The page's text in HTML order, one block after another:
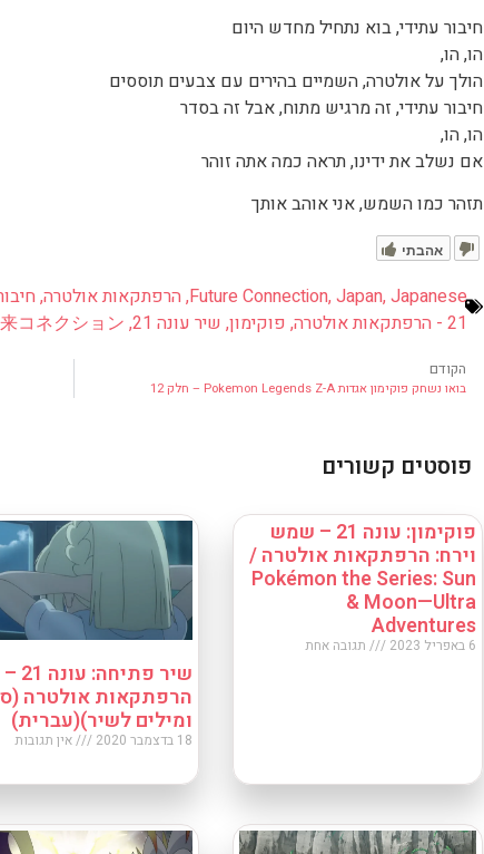
חיבור עתידי, בוא נתחיל מחדש היום
הו, הו,
הולך על אולטרה, השמיים בהירים עם צבעים תוססים
חיבור עתידי, זה מרגיש מתוח, אבל זה בסדר
הו, הו,
אם נשלב את ידינו, תראה כמה אתה זוהר
תזהר כמו השמש, אני אוהב אותך
אהבתי
Future Connection,Japan,Japanese
, הרפתקאות אולטרה,
21 - הרפתקאות אולטרה
, פוקימון, שיר עונה 21 ,
コネクション
הקודם
בואו נשחק פוקימון אגדות Pokemon Legends Z-A – חלק 12
פוסטים קשורים
פוקימון: עונה 21 – שמש
וירח: הרפתקאות אולטרה /
Pokémon the Series: Sun
& Moon—Ultra
Adventures
6 באפריל 2023 תגובה אחת
שיר פתיחה: עונה 21 –
הרפתקאות אולטרה
ומילים לשיר)(עברית)
18 בדצמבר 2020 אין תגובות